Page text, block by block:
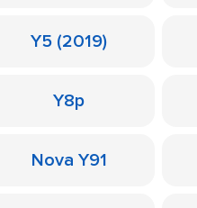
Y5 (2019)
Y8p
Nova Y91